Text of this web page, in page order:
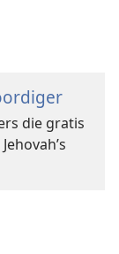
die gratis